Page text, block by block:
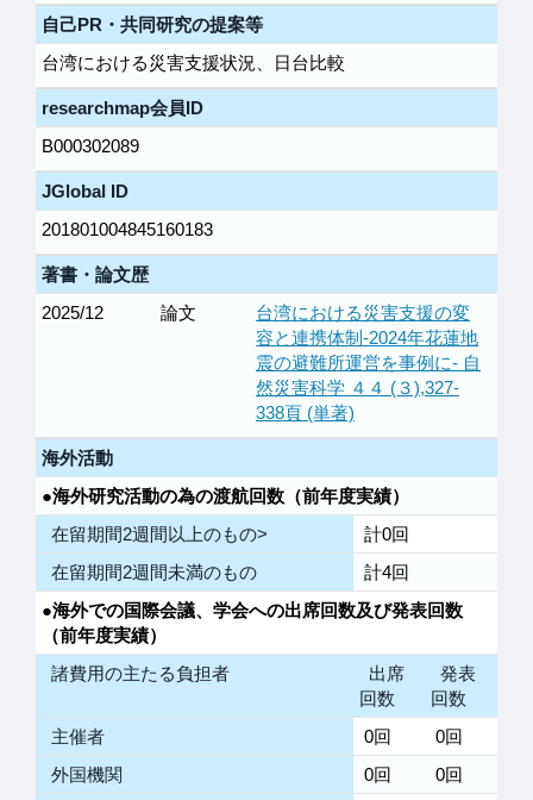
自己PR・共同研究の提案等
台湾における災害支援状況、日台比較
researchmap会員ID
B000302089
JGlobal ID
201801004845160183
著書・論文歴
2025/12
論文
台湾における災害支援の変
容と連携体制-2024年花蓮地
震の避難所運営を事例に- 自
然災害科学 ４４ (３),327-
338頁 (単著)
海外活動
●海外研究活動の為の渡航回数（前年度実績）
在留期間2週間以上のもの>
計0回
在留期間2週間未満のもの
計4回
●海外での国際会議、学会への出席回数及び発表回数
（前年度実績）
諸費用の主たる負担者
出席
回数
発表
回数
主催者
0回
0回
外国機関
0回
0回